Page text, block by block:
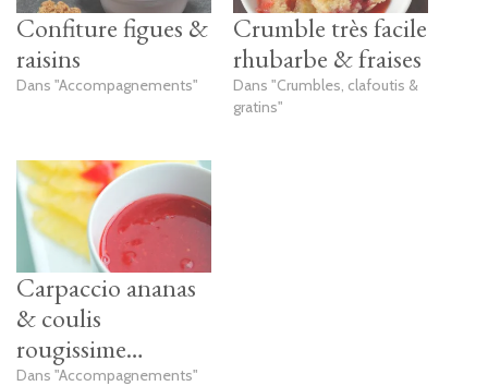
Confiture figues &
raisins
Dans "Accompagnements"
Crumble très facile
rhubarbe & fraises
Dans "Crumbles, clafoutis &
gratins"
Carpaccio ananas
& coulis
rougissime…
Dans "Accompagnements"